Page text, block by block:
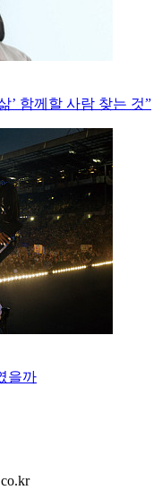
’ 함께할 사람 찾는 것”
을까